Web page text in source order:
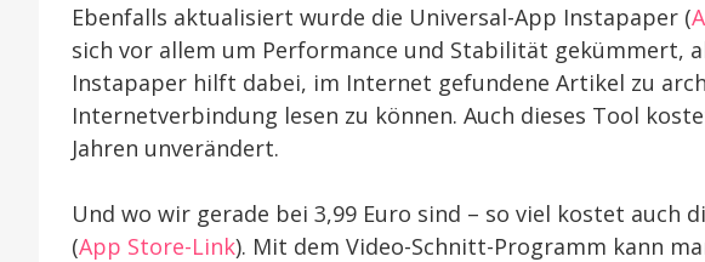
Ebenfalls aktualisiert wurde die Universal-App Instapaper (
sich vor allem um Performance und Stabilität gekümmert,
Instapaper hilft dabei, im Internet gefundene Artikel zu
Internetverbindung lesen zu können. Auch dieses Tool
Jahren unverändert.
Und wo wir gerade bei 3,99 Euro sind – so viel kostet auch
(App Store-Link). Mit dem Video-Schnitt-Programm kann